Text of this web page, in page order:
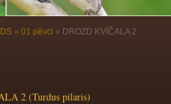
» 01 pěvci » DROZD KVÍČALA 2
2 (Turdus pilaris)